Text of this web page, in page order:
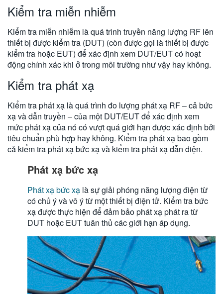
Kiểm tra miễn nhiễm
Kiểm tra miễn nhiễm là quá trình truyền năng lượng RF lên
thiết bị được kiểm tra (DUT) (còn được gọi là thiết bị được
kiểm tra hoặc EUT) để xác định xem DUT/EUT có hoạt
động chính xác khi ở trong môi trường như vậy hay không.
Kiểm tra phát xạ
Kiểm tra phát xạ là quá trình đo lượng phát xạ RF – cả bức
xạ và dẫn truyền – của một DUT/EUT để xác định xem
mức phát xạ của nó có vượt quá giới hạn được xác định bởi
tiêu chuẩn phù hợp hay không. Kiểm tra phát xạ bao gồm
cả kiểm tra phát xạ bức xạ và kiểm tra phát xạ dẫn điện.
Phát xạ bức xạ
Phát xạ bức xạ là sự giải phóng năng lượng điện từ
có chủ ý và vô ý từ một thiết bị điện tử. Kiểm tra bức
xạ được thực hiện để đảm bảo phát xạ phát ra từ
DUT hoặc EUT tuân thủ các giới hạn áp dụng.